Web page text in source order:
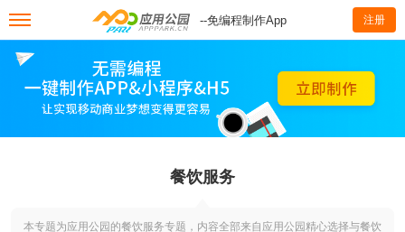
--免编程制作App 注册
餐饮服务
本专题为应用公园的餐饮服务专题，内容全部来自应用公园精心选择与餐饮